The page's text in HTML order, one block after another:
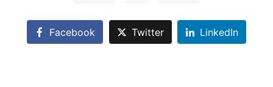
Facebook Twitter LinkedIn